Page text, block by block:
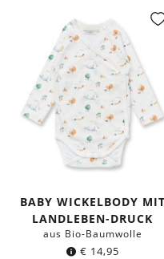
BABY WICKELBODY MIT
LANDLEBEN-DRUCK
aus Bio-Baumwolle
€ 14,95